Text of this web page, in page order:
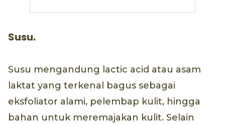
Susu.
Susu mengandung lactic acid atau asam
laktat yang terkenal bagus sebagai
eksfoliator alami, pelembap kulit, hingga
bahan untuk meremajakan kulit. Selain